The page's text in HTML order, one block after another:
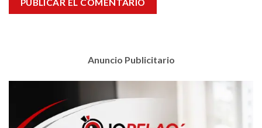
Anuncio Publicitario